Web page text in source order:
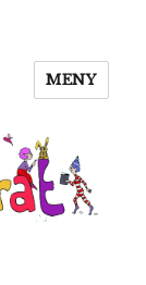
MENY